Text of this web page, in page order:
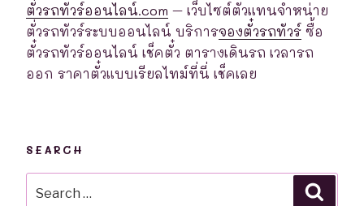
ตั๋วรถทัวร์ออนไลน์.com – เว็บไซต์ตัวแทนจำหน่าย
ตั่วรถทัวร์ระบบออนไลน์ บริการจองตั๋วรถทัวร์ ซื้อ
ตั๋วรถทัวร์ออนไลน์ เช็คตั๋ว ตารางเดินรถ เวลารถ
ออก ราคาตั๋วแบบเรียลไทม์ที่นี่ เช็คเลย
SEARCH